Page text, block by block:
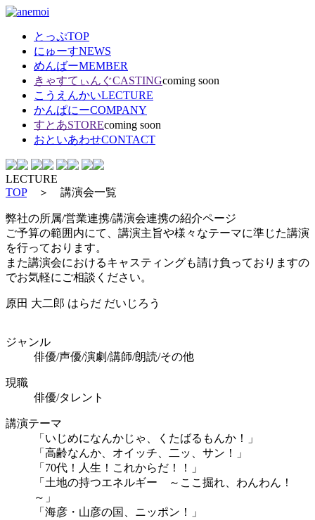
とっぷTOP
にゅーすNEWS
めんばーMEMBER
きゃすてぃんぐCASTINGcoming soon
こうえんかいLECTURE
かんぱにーCOMPANY
すとあSTOREcoming soon
おといあわせCONTACT
LECTURE
TOP＞ 講演会一覧
弊社の所属/営業連携/講演会連携の紹介ページ
ご予算の範囲内にて、講演主旨や様々なテーマに準じた講演
を行っております。
また講演会におけるキャスティングも請け負っておりますの
でお気軽にご相談ください。
原田 大二郎 はらだ だいじろう
ジャンル
俳優/声優/演劇/講師/朗読/その他
現職
俳優/タレント
講演テーマ
「いじめになんかじゃ、くたばるもんか！」
「高齢なんか、オイッチ、二ッ、サン！」
「70代！人生！これからだ！！」
「土地の持つエネルギー ～ここ掘れ、わんわん！
～」
「海彦・山彦の国、ニッポン！」